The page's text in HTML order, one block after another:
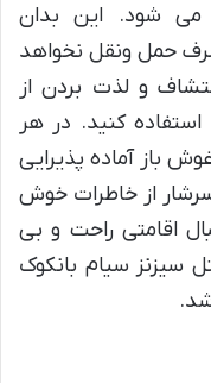
می شود. این بدان
حمل ونقل نخواهد
و لذت بردن از
کنید. در هر
باز آماده پذیرایی
از خاطرات خوش
اقامتی راحت و بی
سیزنز سیام بانکوک